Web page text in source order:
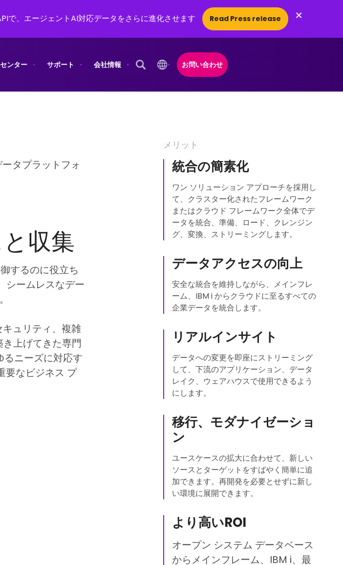
で、エージェントAI対応データをさらに進化させます Read Press release ×
ンター サポート
会社情報
Open Search Popup
お問い合わせ
タプラットフォ
収集
するのに役立ち
シームレスなデー
ュリティ、複雑
上げてきた専門
ニーズに対応す
要なビジネス プ
メリット
統合の簡素化
ワン ソリューション アプローチを採用し
て、クラスター化されたフレームワーク
またはクラウド フレームワーク全体でデ
ータを統合、準備、ロード、クレンジン
グ、変換、ストリーミングします。
データアクセスの向上
安全な統合を維持しながら、メインフレ
ーム、IBM i からクラウドに至るすべての
企業データを統合します。
リアルインサイト
データへの変更を即座にストリーミング
して、下流のアプリケーション、データ
レイク、ウェアハウスで使用できるよう
にします。
移行、モダナイゼーショ
ン
ユースケースの拡大に合わせて、新しい
ソースとターゲットをすばやく簡単に追
加できます。再開発を必要とせずに新し
い環境に展開できます。
より高いROI
オープン システム データベース
からメインフレーム、IBM i、最